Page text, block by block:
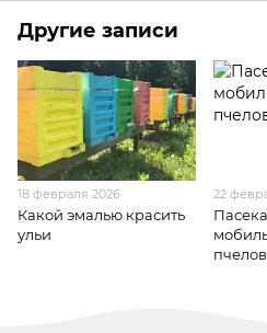
Другие записи
18 февраля 2026
Какой эмалью красить
ульи
22